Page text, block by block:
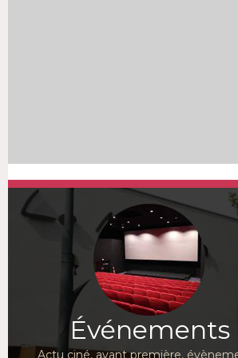
Événements
Actu ciné, avant première,